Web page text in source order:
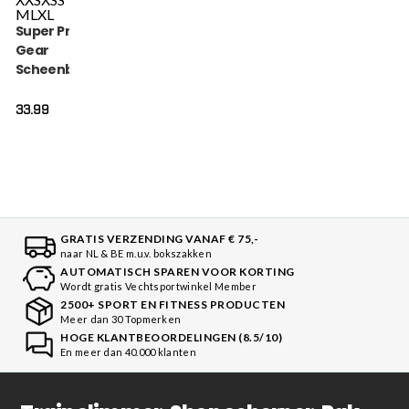
MLXL
Super Pro Combat
Gear
Scheenbeschermer
33.99
GRATIS VERZENDING VANAF € 75,-
naar NL & BE m.u.v. bokszakken
AUTOMATISCH SPAREN VOOR KORTING
Wordt gratis Vechtsportwinkel Member
2500+ SPORT EN FITNESS PRODUCTEN
Meer dan 30 Topmerken
HOGE KLANTBEOORDELINGEN (8.5/10)
En meer dan 40.000 klanten